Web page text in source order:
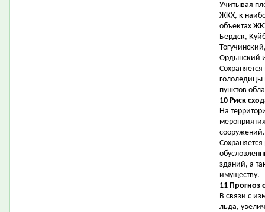
Учитывая
ЖКХ, к
объектах
Бердск,
Ордынский
гололедицы
пунктов
10 Риск
На
сооружений.
зданий, а
имуществу.
11 Прогноз
В связи с
льда,